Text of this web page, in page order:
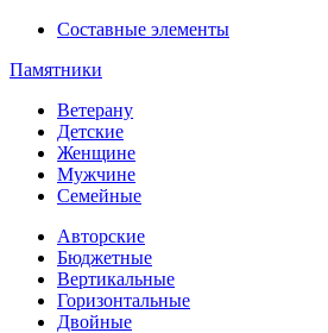
Составные элементы
Памятники
Ветерану
Детские
Женщине
Мужчине
Семейные
Авторские
Бюджетные
Вертикальные
Горизонтальные
Двойные